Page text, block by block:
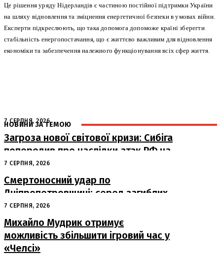
Це рішення уряду Нідерландів є частиною постійної підтримки України
на шляху відновлення та зміцнення енергетичної безпеки в умовах війни.
Експерти підкреслюють, що така допомога допоможе країні зберегти
стабільність енергопостачання, що є життєво важливим для відновлення
економіки та забезпечення належного функціонування всіх сфер життя.
НОВИНИ ЗА ТЕМОЮ
7 СЕРПНЯ, 2026
Загроза нової світової кризи: Сибіга
попередив про наслідки атак РФ на
судна
7 СЕРПНЯ, 2026
Смертоносний удар по
Дніпропетровщині: серед загиблих
– працівники «Укрпошти»
7 СЕРПНЯ, 2026
Михайло Мудрик отримує
можливість збільшити ігровий час у
«Челсі»